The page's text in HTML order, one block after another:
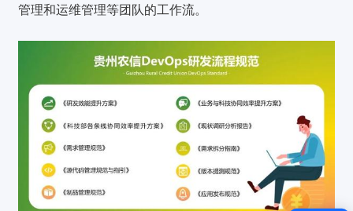
管理和运维管理等团队的工作流。